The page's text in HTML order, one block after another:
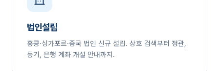
법인설립
홍콩·싱가포르·중국 법인 신규 설립. 상호 검색부터 정관,
등기, 은행 계좌 개설 안내까지.